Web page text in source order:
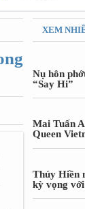
XEM
Nụ hôn
“Say Hi”
Mai Tuấn
Queen
Thúy Hiền
kỳ vọng